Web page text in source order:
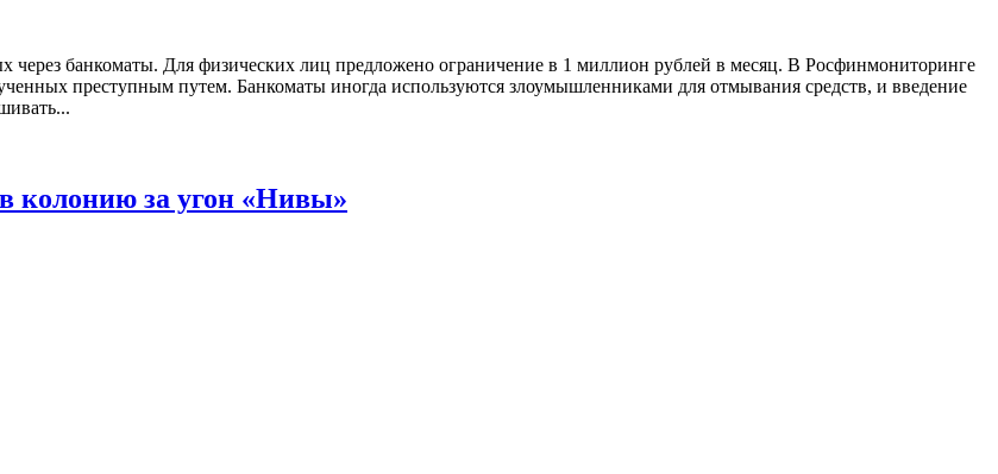
через банкоматы. Для физических лиц предложено ограничение в 1 миллион рублей в месяц. В Росфинмониторинге
преступным путем. Банкоматы иногда используются злоумышленниками для отмывания средств, и введение
колонию за угон «Нивы»